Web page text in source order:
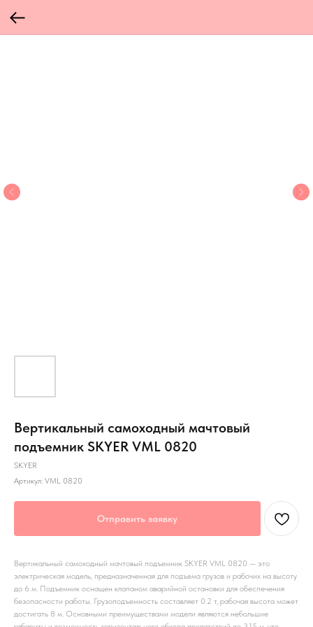
Вертикальный самоходный мачтовый
подъемник SKYER VML 0820
SKYER
Артикул: VML 0820
Отправить заявку
Вертикальный самоходный мачтовый подъемник SKYER VML 0820 — это
электрическая модель, предназначенная для подъема грузов и рабочих на высоту
до 6 м. Подъемник оснащен клапаном аварийной остановки для обеспечения
безопасности работы. Грузоподъемность составляет 0.2 т, рабочая высота может
достигать 8 м. Основными преимуществами модели являются небольшие